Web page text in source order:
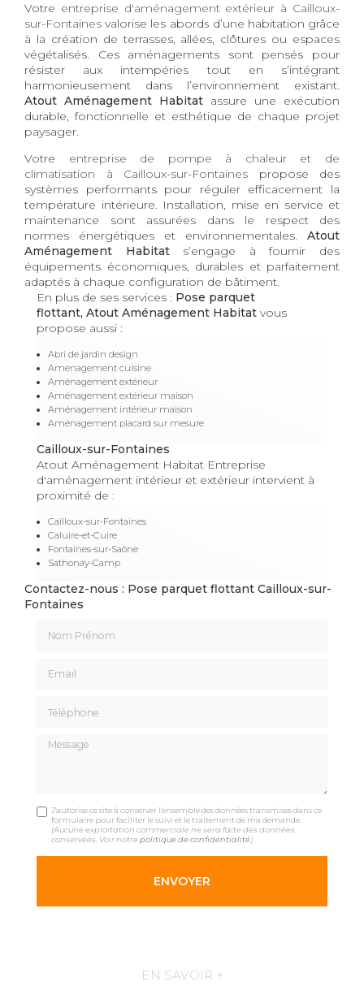
Votre entreprise d'aménagement extérieur à Cailloux-
sur-Fontaines valorise les abords d’une habitation grâce
à la création de terrasses, allées, clôtures ou espaces
végétalisés. Ces aménagements sont pensés pour
résister aux intempéries tout en s’intégrant
harmonieusement dans l’environnement existant.
Atout Aménagement Habitat assure une exécution
durable, fonctionnelle et esthétique de chaque projet
paysager.
Votre entreprise de pompe à chaleur et de
climatisation à Cailloux-sur-Fontaines propose des
systèmes performants pour réguler efficacement la
température intérieure. Installation, mise en service et
maintenance sont assurées dans le respect des
normes énergétiques et environnementales. Atout
Aménagement Habitats’engage à fournir des
équipements économiques, durables et parfaitement
adaptés à chaque configuration de bâtiment.
En plus de ses services : Pose parquet
flottant, Atout Aménagement Habitat vous
propose aussi :
Abri de jardin design
Amenagement cuisine
Aménagement extérieur
Aménagement extérieur maison
Aménagement intérieur maison
Aménagement placard sur mesure
Cailloux-sur-Fontaines
Atout Aménagement Habitat Entreprise
d'aménagement intérieur et extérieur intervient à
proximité de :
Cailloux-sur-Fontaines
Caluire-et-Cuire
Fontaines-sur-Saône
Sathonay-Camp
Contactez-nous : Pose parquet flottant Cailloux-sur-
Fontaines
Message
J'autorise ce site à conserver l'ensemble des données transmises dans ce
formulaire pour faciliter le suivi et le traitement de ma demande.
(Aucune exploitation commerciale ne sera faite des données
conservées. Voir notrepolitique de confidentialité)
EN SAVOIR +